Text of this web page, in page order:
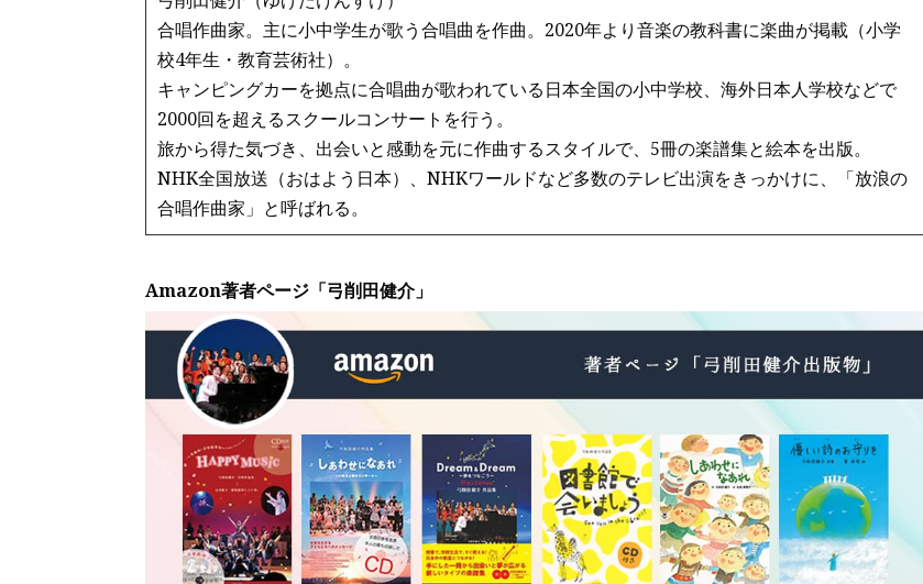
合唱作曲家。主に小中学生が歌う合唱曲を作曲。2020年より音楽の教科書に楽曲が掲載（小学
校4年生・教育芸術社）。
キャンピングカーを拠点に合唱曲が歌われている日本全国の小中学校、海外日本人学校などで
2000回を超えるスクールコンサートを行う。
旅から得た気づき、出会いと感動を元に作曲するスタイルで、5冊の楽譜集と絵本を出版。
NHK全国放送（おはよう日本）、NHKワールドなど多数のテレビ出演をきっかけに、「放浪の
合唱作曲家」と呼ばれる。
Amazon著者ページ「弓削田健介」